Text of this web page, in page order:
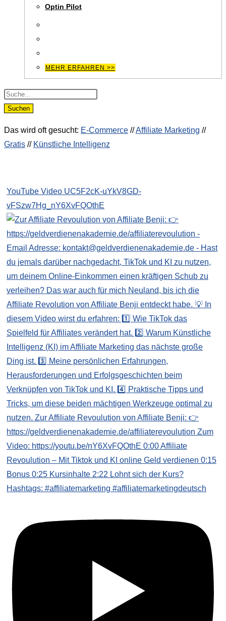
Optin Pilot
MEHR ERFAHREN >>
Products
search
Suchen
Das wird oft gesucht: E-Commerce //Affiliate Marketing //
Gratis // Künstliche Intelligenz
YouTube Video UC5F2cK-uYkV8GD-
vFSzw7Hg_nY6XvFQOthE